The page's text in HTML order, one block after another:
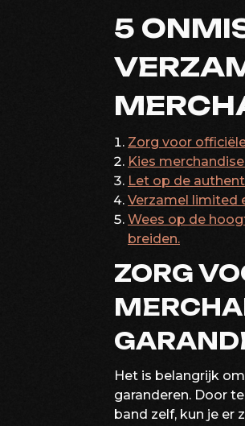
5
Zorg voor
Kies
Let op de
Verzamel limited
Wees op de
breiden.
ZORG
Het is belangrijk
garanderen. Door
band zelf, kun je er